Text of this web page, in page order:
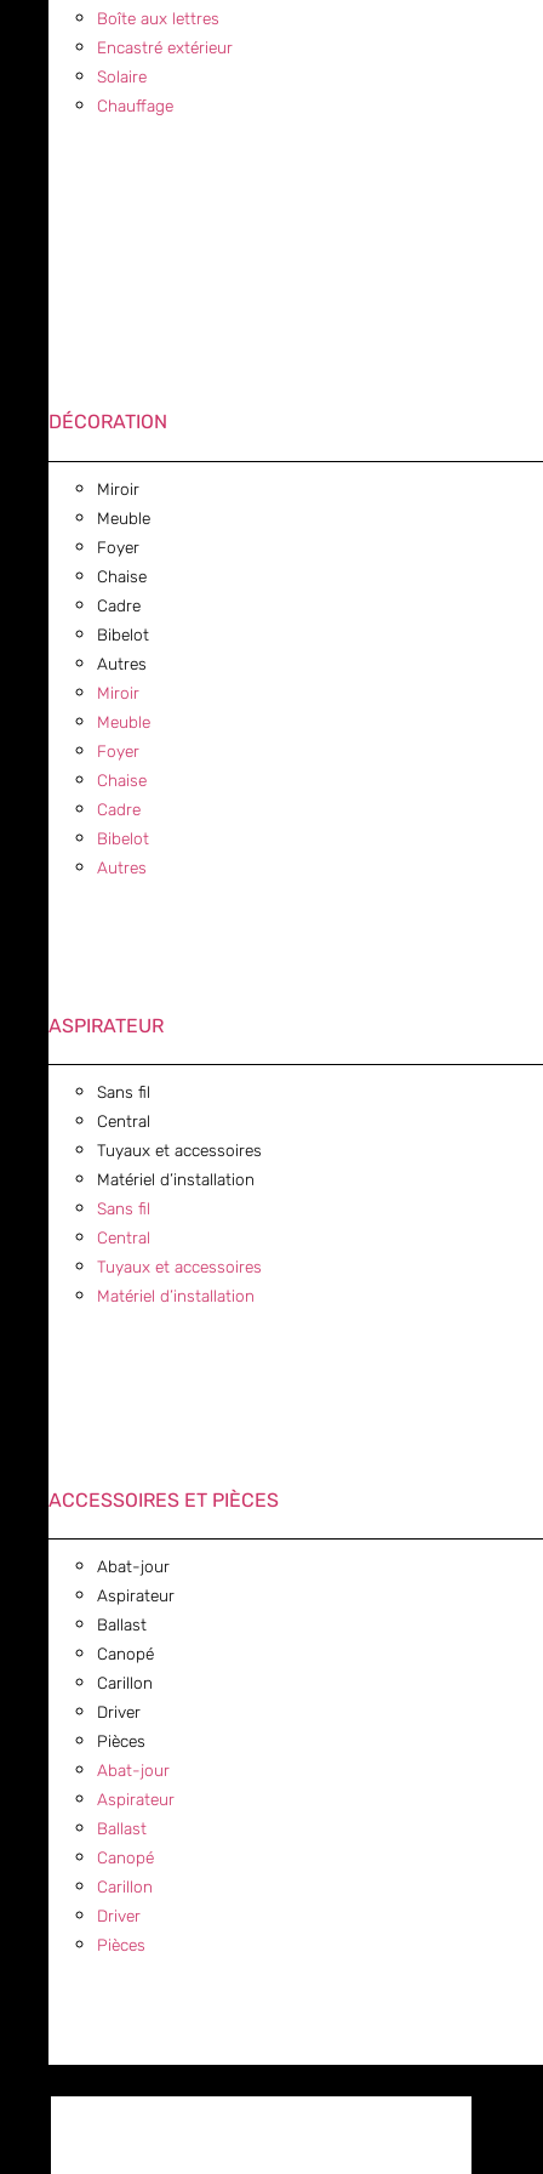
Boîte aux lettres
Encastré extérieur
Solaire
Chauffage
DÉCORATION
Miroir
Meuble
Foyer
Chaise
Cadre
Bibelot
Autres
Miroir
Meuble
Foyer
Chaise
Cadre
Bibelot
Autres
ASPIRATEUR
Sans fil
Central
Tuyaux et accessoires
Matériel d’installation
Sans fil
Central
Tuyaux et accessoires
Matériel d’installation
ACCESSOIRES ET PIÈCES
Abat-jour
Aspirateur
Ballast
Canopé
Carillon
Driver
Pièces
Abat-jour
Aspirateur
Ballast
Canopé
Carillon
Driver
Pièces